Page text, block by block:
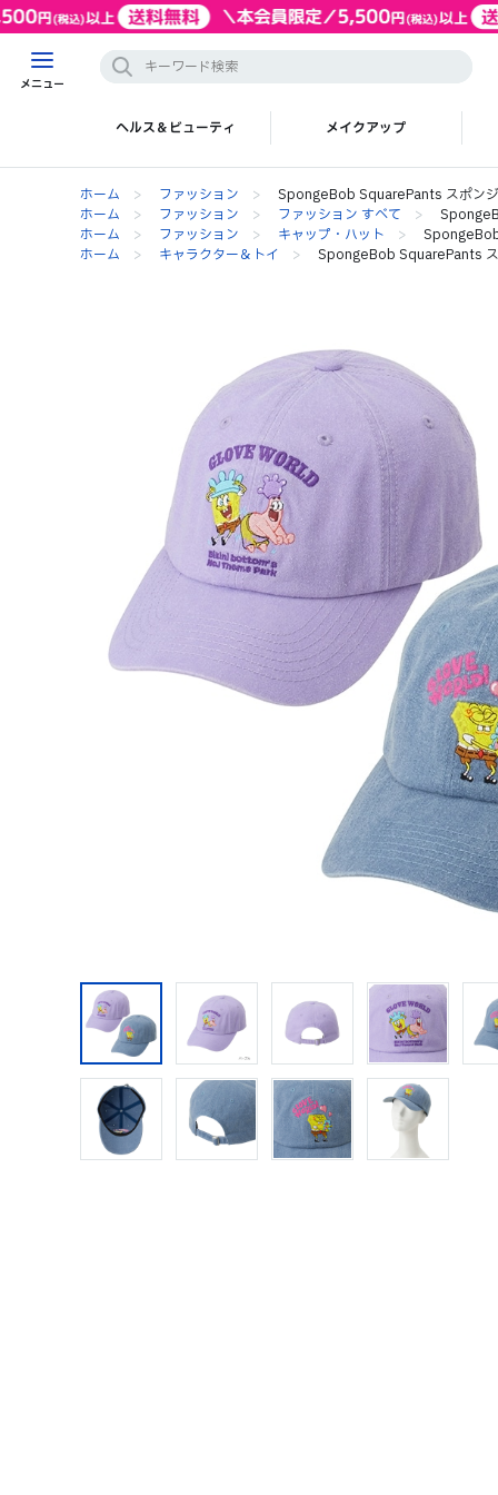
メニュー
ヘルス＆ビューティ メイクアップ
ホーム > ファッション >
SpongeBob SquarePants スポン
ホーム
> ファッション > ファッション すべて >
ホーム
> ファッション > キャップ・ハット >
ホーム
> キャラクター＆トイ > SpongeBob SquarePants